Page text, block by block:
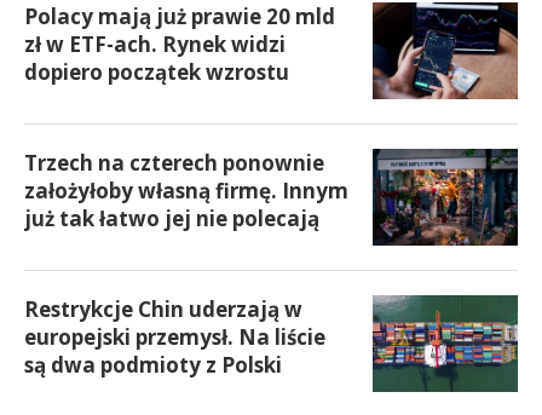
Polacy mają już prawie 20 mld
zł w ETF-ach. Rynek widzi
dopiero początek wzrostu
Trzech na czterech ponownie
założyłoby własną firmę. Innym
już tak łatwo jej nie polecają
Restrykcje Chin uderzają w
europejski przemysł. Na liście
są dwa podmioty z Polski